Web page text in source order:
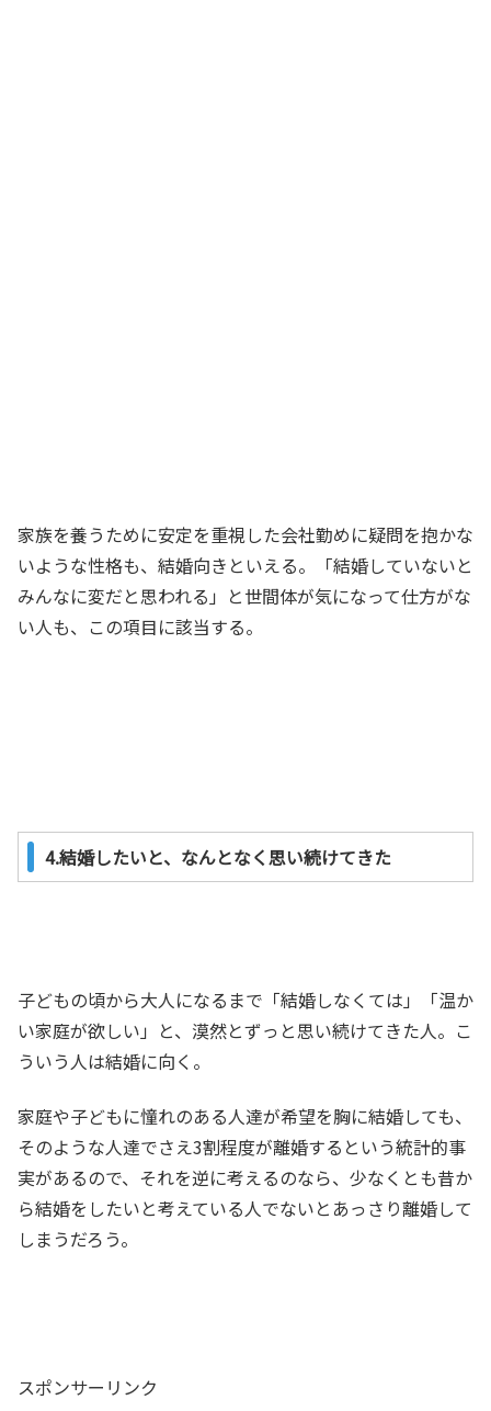
家族を養うために安定を重視した会社勤めに疑問を抱かな
いような性格も、結婚向きといえる。「結婚していないと
みんなに変だと思われる」と世間体が気になって仕方がな
い人も、この項目に該当する。
4.結婚したいと、なんとなく思い続けてきた
子どもの頃から大人になるまで「結婚しなくては」「温か
い家庭が欲しい」と、漠然とずっと思い続けてきた人。こ
ういう人は結婚に向く。
家庭や子どもに憧れのある人達が希望を胸に結婚しても、
そのような人達でさえ3割程度が離婚するという統計的事
実があるので、それを逆に考えるのなら、少なくとも昔か
ら結婚をしたいと考えている人でないとあっさり離婚して
しまうだろう。
スポンサーリンク